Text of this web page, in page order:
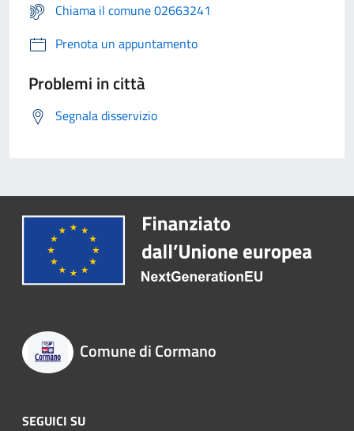
Chiama il comune 02663241
Prenota un appuntamento
Problemi in città
Segnala disservizio
Comune di Cormano
SEGUICI SU